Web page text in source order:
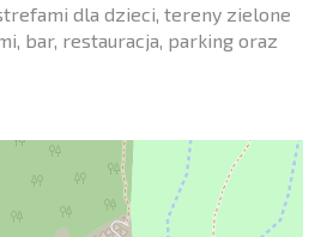
dla dzieci, tereny zielone
bar, restauracja, parking oraz